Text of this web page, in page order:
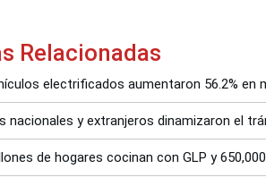
Relacionadas
electrificados aumentaron 56.2% en
nacionales y extranjeros dinamizaron el
de hogares cocinan con GLP y